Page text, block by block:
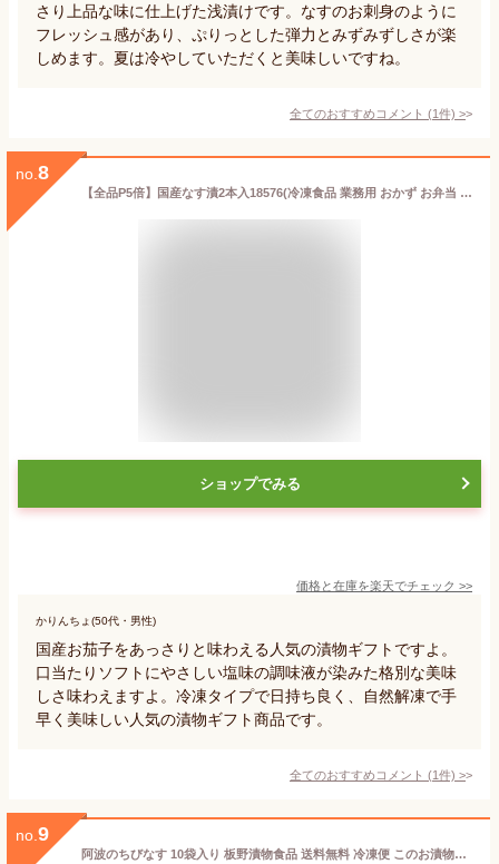
さり上品な味に仕上げた浅漬けです。なすのお刺身のように
フレッシュ感があり、ぷりっとした弾力とみずみずしさが楽
しめます。夏は冷やしていただくと美味しいですね。
全てのおすすめコメント (1件) >
no. 8
【全品P5倍】国産なす漬2本入18576(冷凍食品 業務用 おかず お弁当 一品 漬物 なす ナス 茄子 総菜 自然解凍 調理なし 火を使わない 簡単 調理済)【エントリーで全品P5倍★16日01:59まで】
ショップでみる
価格と在庫を楽天でチェック >>
かりんちょ(50代・男性)
国産お茄子をあっさりと味わえる人気の漬物ギフトですよ。
口当たりソフトにやさしい塩味の調味液が染みた格別な美味
しさ味わえますよ。冷凍タイプで日持ち良く、自然解凍で手
早く美味しい人気の漬物ギフト商品です。
全てのおすすめコメント (1件) >
no. 9
阿波のちびなす 10袋入り 板野漬物食品 送料無料 冷凍便 このお漬物ハマります！ 徳島県産 摘みたて 浅漬け 工場直送 漬物 漬け物 漬物セット おつけもの 小なす あさ漬 切漬 なす 茄子 個別袋詰め ギフト 贈答 贈り物 御中元 御歳暮 母の日 父の日